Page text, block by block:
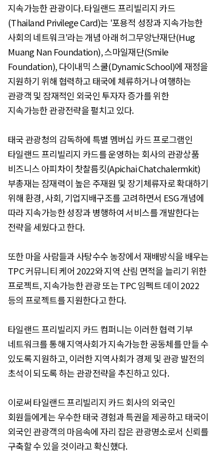
지속가능한 관광이다. 타일랜드 프리빌리지 카드
(Thailand Privilege Card)는 '포용적 성장과 지속가능한
사회의 네트워크'라는 개념 아래 허그무앙난재단(Hug
Muang Nan Foundation), 스마일재단(Smile
Foundation), 다이내믹 스쿨(Dynamic School)에 재정을
지원하기 위해 협력하고 태국에 체류하거나 여행하는
관광객 및 잠재적인 외국인 투자자 증가를 위한
지속가능한 관광전략을 펼치고 있다.
태국 관광청의 감독하에 특별 멤버십 카드 프로그램인
타일랜드 프리빌리지 카드를 운영하는 회사의 관광상품
비즈니스 아피차이 찻찰름킷(Apichai Chatchalermkit)
부총재는 잠재력이 높은 주재원 및 장기체류자로 확대하기
위해 환경, 사회, 기업지배구조를 고려하면서 ESG 개념에
따라 지속가능한 성장과 병행하여 서비스를 개발한다는
전략을 세웠다고 한다.
또한 마을 사람들과 사탕수수 농장에서 재배방식을 배우는
TPC 커뮤니티 케어 2022와 지역 산림 면적을 늘리기 위한
프로젝트, 지속가능한 관광 또는 TPC 임펙트 데이 2022
등의 프로젝트를 지원한다고 한다.
타일랜드 프리빌리지 카드 컴퍼니는 이러한 협력 기부
네트워크를 통해 지역사회가 지속가능한 공동체를 만들 수
있도록 지원하고, 이러한 지역사회가 경제 및 관광 발전의
초석이 되도록 하는 관광전략을 추진하고 있다.
이로써 타일랜드 프리빌리지 카드 회사의 외국인
회원들에게는 우수한 태국 경험과 특권을 제공하고 태국이
외국인 관광객의 마음속에 자리 잡은 관광명소로서 신뢰를
구축할 수 있을 것이라고 확신했다.